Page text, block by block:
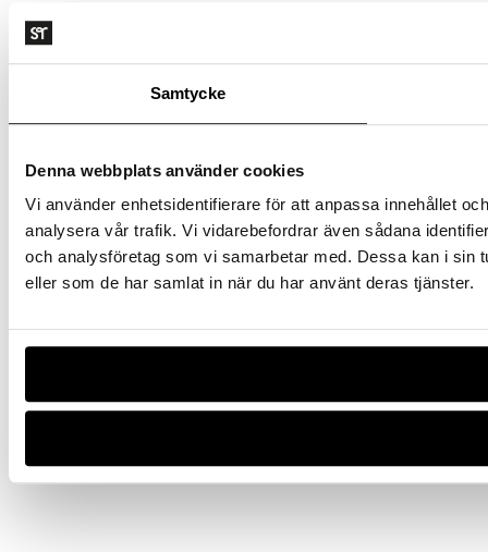
Samtycke
Denna webbplats använder cookies
Vi använder enhetsidentifierare för att anpassa innehållet
analysera vår trafik. Vi vidarebefordrar även sådana
och analysföretag som vi samarbetar med. Dessa kan i sin
eller som de har samlat in när du har använt deras tjänster.